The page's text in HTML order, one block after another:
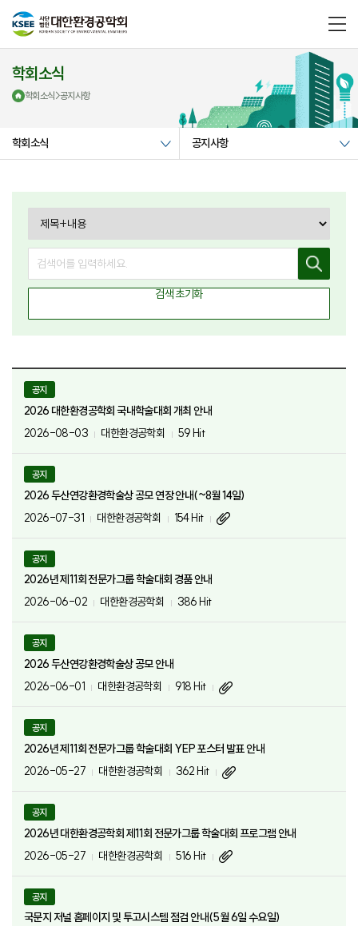
메
뉴
학회소식
학회소식>공지사항
학회소식 공지사항
검
색
검색 초기화
공지
2026 대한환경공학회 국내학술대회 개최 안내
2026-08-03
대한환경공학회 59 Hit
공지
2026 두산연강환경학술상 공모 연장 안내(~8월 14일)
2026-07-31
대한환경공학회 154 Hit
공지
2026년 제11회 전문가그룹 학술대회 경품 안내
2026-06-02
대한환경공학회 386 Hit
공지
2026 두산연강환경학술상 공모 안내
2026-06-01
대한환경공학회 918 Hit
공지
2026년 제11회 전문가그룹 학술대회 YEP 포스터 발표 안내
2026-05-27
대한환경공학회 362 Hit
공지
2026년 대한환경공학회 제11회 전문가그룹 학술대회 프로그램 안내
2026-05-27
대한환경공학회 516 Hit
공지
국문지 저널 홈페이지 및 투고시스템 점검 안내(5월 6일 수요일)